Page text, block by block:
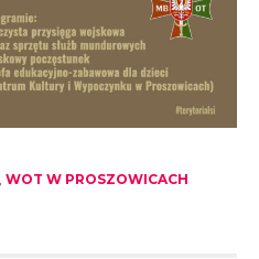
WOT W PROSZOWICACH